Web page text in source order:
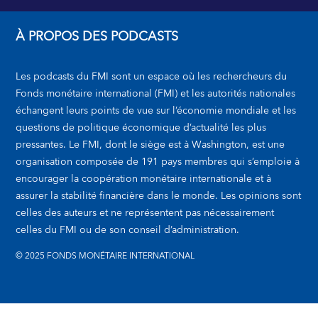
À PROPOS DES PODCASTS
Les podcasts du FMI sont un espace où les rechercheurs du
Fonds monétaire international (FMI) et les autorités nationales
échangent leurs points de vue sur l’économie mondiale et les
questions de politique économique d’actualité les plus
pressantes. Le FMI, dont le siège est à Washington, est une
organisation composée de 191 pays membres qui s’emploie à
encourager la coopération monétaire internationale et à
assurer la stabilité financière dans le monde. Les opinions sont
celles des auteurs et ne représentent pas nécessairement
celles du FMI ou de son conseil d’administration.
© 2025 FONDS MONÉTAIRE INTERNATIONAL